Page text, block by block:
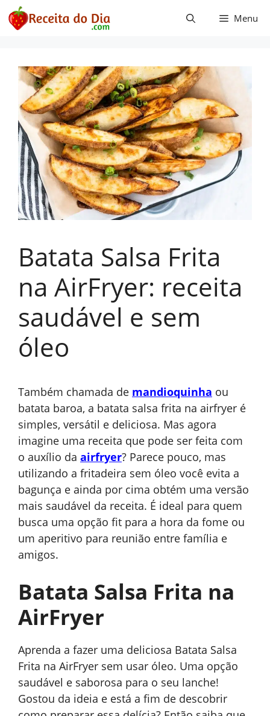
Pular
para
Menu
Batata Salsa Frita
na AirFryer: receita
saudável e sem
óleo
Também chamada de mandioquinha ou
batata baroa, a batata salsa frita na airfryer é
simples, versátil e deliciosa. Mas agora
imagine uma receita que pode ser feita com
o auxílio da airfryer? Parece pouco, mas
utilizando a fritadeira sem óleo você evita a
bagunça e ainda por cima obtém uma versão
mais saudável da receita. É ideal para quem
busca uma opção fit para a hora da fome ou
um aperitivo para reunião entre família e
amigos.
Batata Salsa Frita na
AirFryer
Aprenda a fazer uma deliciosa Batata Salsa
Frita na AirFryer sem usar óleo. Uma opção
saudável e saborosa para o seu lanche!
Gostou da ideia e está a fim de descobrir